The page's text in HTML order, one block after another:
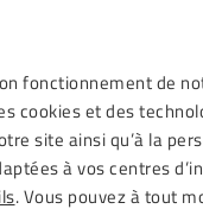
fonctionnement de
cookies et des
site ainsi qu’à la
à vos centres
. Vous pouvez à tout